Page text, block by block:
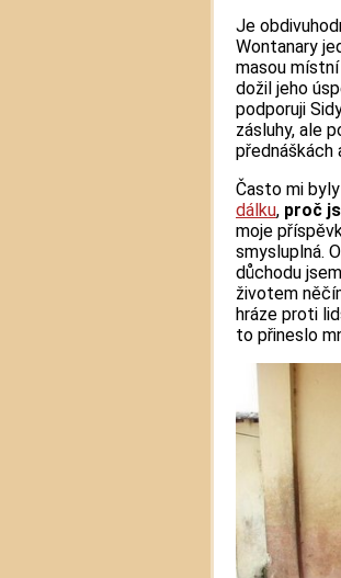
Je
Wontanary
masou místní
dožil jeho
podporuji
zásluhy, ale
přednáškách
Často mi
dálku, proč
moje
smysluplná.
důchodu
životem
hráze proti
to přineslo